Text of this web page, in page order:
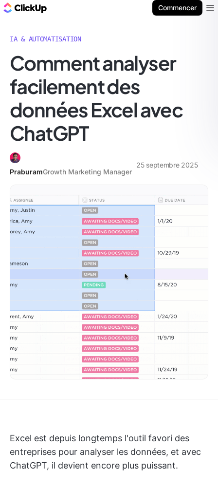
Commencer
IA & AUTOMATISATION
Comment analyser
facilement des
données Excel avec
ChatGPT
PraburamGrowth Marketing Manager
25 septembre 2025
Excel est depuis longtemps l'outil favori des
entreprises pour analyser les données, et avec
ChatGPT, il devient encore plus puissant.